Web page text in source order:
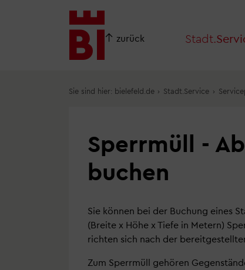
Inhalt
anspringen
Menü
anspringen
zurück Stadt.
Baustellenauskunft
Soziale Leistungen
Nachhaltig einkaufen -
Veröffentlichungen der Stadt
Stadtverwaltung
Spenden, Stiftungen & Nachlässe
Politik
Wahlen in Bielefeld
Gesundheit
Lebensmittelüberwachung
Veterinärwesen
Regiopolregion
Digitalisierung
Klima
Mobilität
Nachhaltigkeit
Tourismus
Online-Ferienkalender
Sport
Stadtgrün und Landschaft
Sie sind hier: bielefeld.de › Stadt.Service ›
Sperrmüll -
buchen
Sie können bei der Buchung eines
(Breite x Höhe x Tiefe in Metern)
richten sich nach der
Zum Sperrmüll gehören